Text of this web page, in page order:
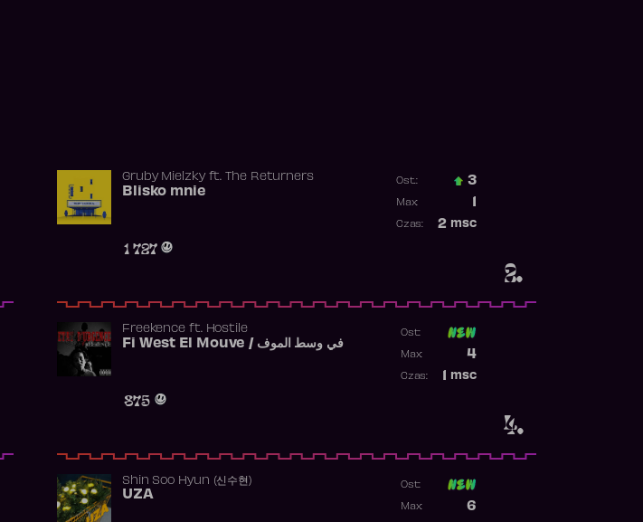
2.
Gruby Mielzkyft. The Returners
Blisko mnie
1 727
Ost.: 3
Max:
2 msc
Czas:
4.
Freekence ft. Hostile
Fi West El Mouve / في وسط الموف
875
Ost:
4
Max:
msc
Czas:
Shin Soo Hyun (신수현)
UZA
Ost:
6
Max: